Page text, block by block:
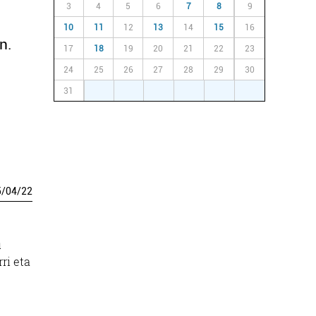
/04/22
eta
3 4 5 6 7 8 9
10 11 12 13 14 15 16
17 18 19 20 21 22 23
24 25 26 27 28 29 30
31